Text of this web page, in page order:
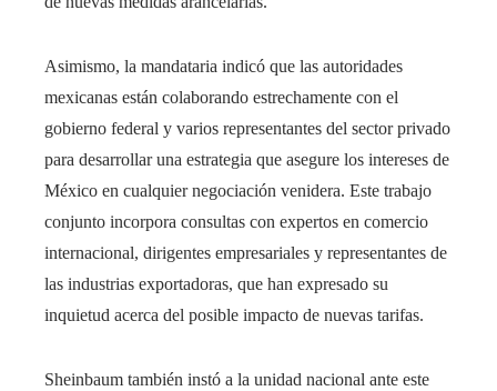
Asimismo, la mandataria indicó que las autoridades
mexicanas están colaborando estrechamente con el
gobierno federal y varios representantes del sector privado
para desarrollar una estrategia que asegure los intereses de
México en cualquier negociación venidera. Este trabajo
conjunto incorpora consultas con expertos en comercio
internacional, dirigentes empresariales y representantes de
las industrias exportadoras, que han expresado su
inquietud acerca del posible impacto de nuevas tarifas.
Sheinbaum también instó a la unidad nacional ante este